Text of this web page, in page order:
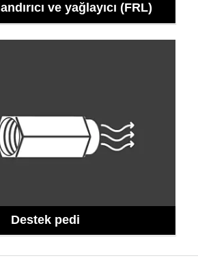
ve yağlayıcı (FRL)
Destek pedi